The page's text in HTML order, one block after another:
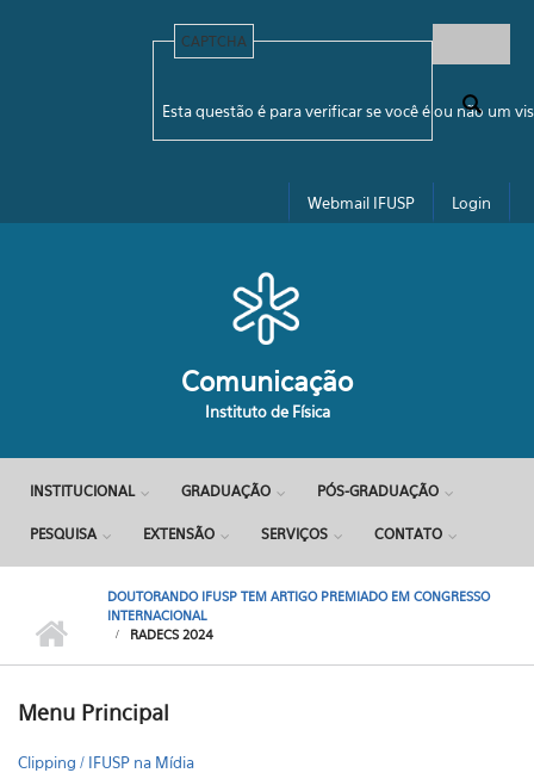
Formulário de busca
CAPTCHA
Esta questão é para verificar se você é ou não um
Webmail IFUSP Login
Comunicação
Instituto de Física
INSTITUCIONAL GRADUAÇÃO PÓS-GRADUAÇÃO
PESQUISA EXTENSÃO SERVIÇOS CONTATO
DOUTORANDO IFUSP TEM ARTIGO PREMIADO EM CONGRESSO
INTERNACIONAL
RADECS 2024
Menu Principal
Clipping / IFUSP na Mídia